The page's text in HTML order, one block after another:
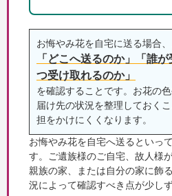
お悔やみ花を自宅に送る場合
「どこへ送るのか」「誰
つ受け取れるのか」
を確認することです。お花の
届け先の状況を整理しておく
担をかけにくくなります。
お悔やみ花を自宅へ送るといっ
す。ご遺族様のご自宅、故人様
親族の家、または自分の家に飾
況によって確認すべき点が少し